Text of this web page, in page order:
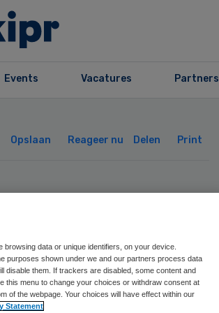
Events Vacatures Partners
Opslaan Reageer nu Delen Print
in
data or unique identifiers, on your device.
purposes shown under we and our partners process data
disable them. If trackers are disabled, some content and
this menu to change your choices or withdraw consent at
of the webpage. Your choices will have effect within our
Statement